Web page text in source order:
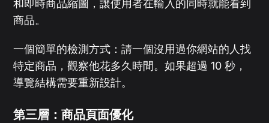
和即時商品縮圖，讓使用者在輸入的同時就能看到
商品。
一個簡單的檢測方式：請一個沒用過你網站的人找
特定商品，觀察他花多久時間。如果超過 10 秒，
導覽結構需要重新設計。
第三層：商品頁面優化